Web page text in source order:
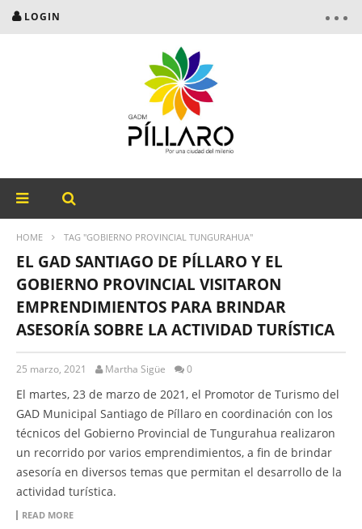
LOGIN
HOME TAG "GOBIERNO PROVINCIAL TUNGURAHUA"
EL GAD SANTIAGO DE PÍLLARO Y EL
GOBIERNO PROVINCIAL VISITARON
EMPRENDIMIENTOS PARA BRINDAR
ASESORÍA SOBRE LA ACTIVIDAD TURÍSTICA
25 marzo, 2021 Martha Sigüe 0
El martes, 23 de marzo de 2021, el Promotor de Turismo del
GAD Municipal Santiago de Píllaro en coordinación con los
técnicos del Gobierno Provincial de Tungurahua realizaron
un recorrido por varios emprendimientos, a fin de brindar
asesoría en diversos temas que permitan el desarrollo de la
actividad turística.
READ MORE